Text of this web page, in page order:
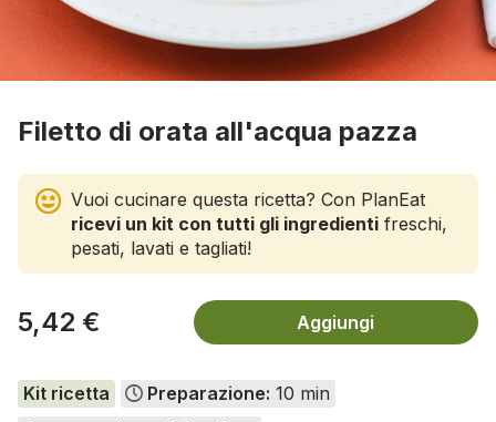
Filetto di orata all'acqua pazza
Vuoi cucinare questa ricetta? Con PlanEat
ricevi un kit con tutti gli ingredienti freschi,
pesati, lavati e tagliati!
5,42 € Aggiungi
Kit ricetta Preparazione: 10 min